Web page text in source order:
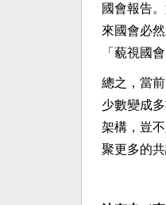
國會報告
來國會必
「藐視國
總之，當
少數變成
架構，豈
聚更多的